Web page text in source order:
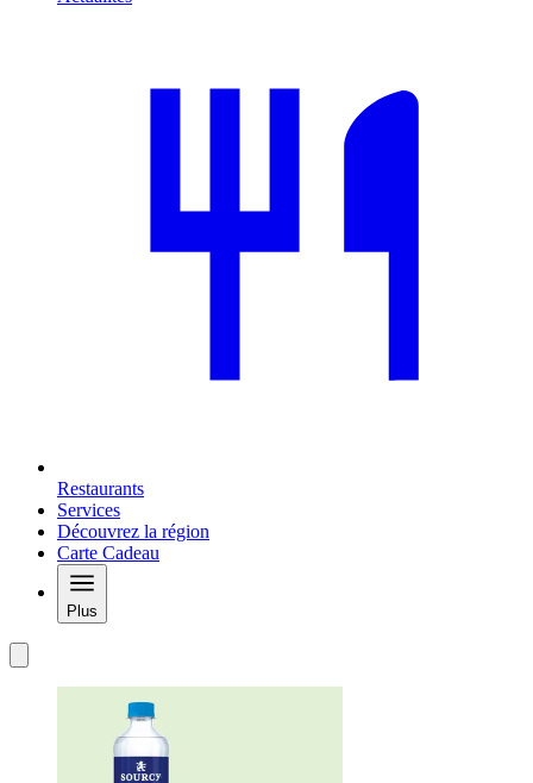
Restaurants
Services
Découvrez la région
Carte Cadeau
Plus